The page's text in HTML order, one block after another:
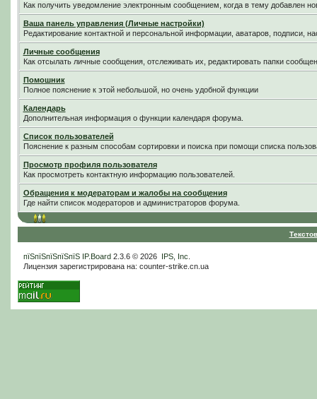
Как получить уведомление электронным сообщением, когда в тему добавлен
Ваша панель управления (Личные настройки)
Редактирование контактной и персональной информации, аватаров, подписи,
Личные сообщения
Как отсылать личные сообщения, отслеживать их, редактировать папки
Помошник
Полное пояснение к этой небольшой, но очень удобной функции
Календарь
Дополнительная информация о функции календаря форума.
Список пользователей
Пояснение к разным способам сортировки и поиска при помощи списка
Просмотр профиля пользователя
Как просмотреть контактную информацию пользователей.
Обращения к модераторам и жалобы на сообщения
Где найти список модераторов и администраторов форума.
пїЅпїЅпїЅпїЅпїЅ IP.Board2.3.6 © 2026 IPS, Inc
Лицензия зарегистрирована на: counter-strike.cn.ua